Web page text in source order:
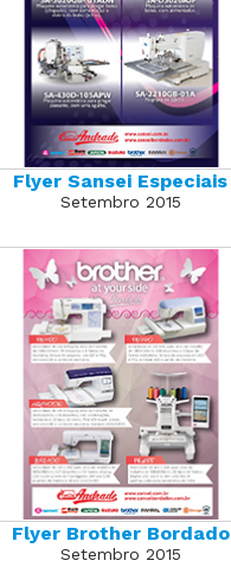
Flyer Sansei Especiais
Setembro 2015
Flyer Brother Bordado
Setembro 2015